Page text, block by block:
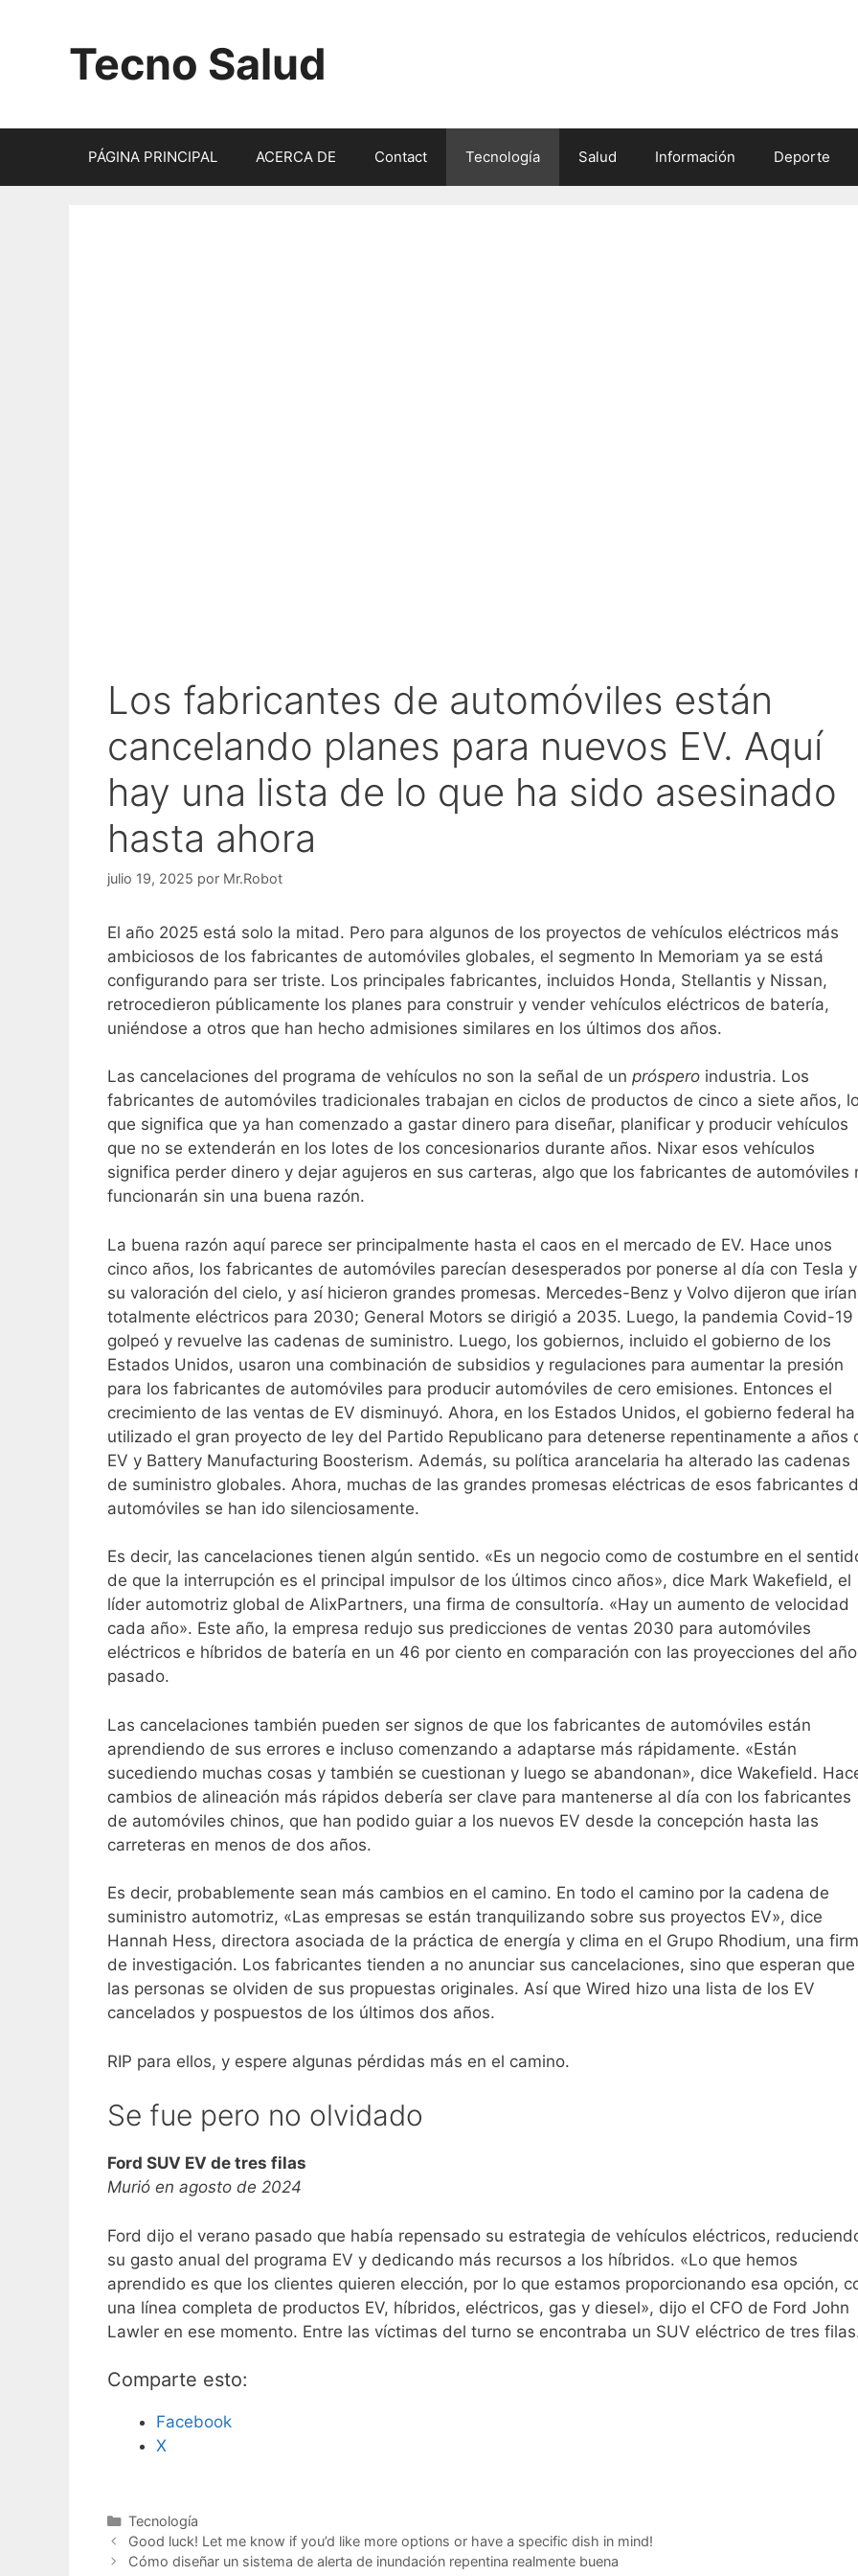
contenidoTecno Salud
PÁGINA PRINCIPAL ACERCA DE Contact Tecnología Salud Información Deporte
Los fabricantes de automóviles están
cancelando planes para nuevos EV. Aquí
hay una lista de lo que ha sido asesinado
hasta ahora
julio 19, 2025 por Mr.Robot
El año 2025 está solo la mitad. Pero para algunos de los proyectos de vehículos eléctricos más
ambiciosos de los fabricantes de automóviles globales, el segmento In Memoriam ya se está
configurando para ser triste. Los principales fabricantes, incluidos Honda, Stellantis y Nissan,
retrocedieron públicamente los planes para construir y vender vehículos eléctricos de batería,
uniéndose a otros que han hecho admisiones similares en los últimos dos años.
Las cancelaciones del programa de vehículos no son la señal de un próspero industria. Los
fabricantes de automóviles tradicionales trabajan en ciclos de productos de cinco a siete años,
que significa que ya han comenzado a gastar dinero para diseñar, planificar y producir vehículos
que no se extenderán en los lotes de los concesionarios durante años. Nixar esos vehículos
significa perder dinero y dejar agujeros en sus carteras, algo que los fabricantes de automóviles
funcionarán sin una buena razón.
La buena razón aquí parece ser principalmente hasta el caos en el mercado de EV. Hace unos
cinco años, los fabricantes de automóviles parecían desesperados por ponerse al día con Tesla y
su valoración del cielo, y así hicieron grandes promesas. Mercedes-Benz y Volvo dijeron que irían
totalmente eléctricos para 2030; General Motors se dirigió a 2035. Luego, la pandemia Covid-19
golpeó y revuelve las cadenas de suministro. Luego, los gobiernos, incluido el gobierno de los
Estados Unidos, usaron una combinación de subsidios y regulaciones para aumentar la presión
para los fabricantes de automóviles para producir automóviles de cero emisiones. Entonces el
crecimiento de las ventas de EV disminuyó. Ahora, en los Estados Unidos, el gobierno federal ha
utilizado el gran proyecto de ley del Partido Republicano para detenerse repentinamente a años
EV y Battery Manufacturing Boosterism. Además, su política arancelaria ha alterado las cadenas
de suministro globales. Ahora, muchas de las grandes promesas eléctricas de esos fabricantes
automóviles se han ido silenciosamente.
Es decir, las cancelaciones tienen algún sentido. «Es un negocio como de costumbre en el
de que la interrupción es el principal impulsor de los últimos cinco años», dice Mark Wakefield, el
líder automotriz global de AlixPartners, una firma de consultoría. «Hay un aumento de velocidad
cada año». Este año, la empresa redujo sus predicciones de ventas 2030 para automóviles
eléctricos e híbridos de batería en un 46 por ciento en comparación con las proyecciones del año
pasado.
Las cancelaciones también pueden ser signos de que los fabricantes de automóviles están
aprendiendo de sus errores e incluso comenzando a adaptarse más rápidamente. «Están
sucediendo muchas cosas y también se cuestionan y luego se abandonan», dice Wakefield.
cambios de alineación más rápidos debería ser clave para mantenerse al día con los fabricantes
de automóviles chinos, que han podido guiar a los nuevos EV desde la concepción hasta las
carreteras en menos de dos años.
Es decir, probablemente sean más cambios en el camino. En todo el camino por la cadena de
suministro automotriz, «Las empresas se están tranquilizando sobre sus proyectos EV», dice
Hannah Hess, directora asociada de la práctica de energía y clima en el Grupo Rhodium, una
de investigación. Los fabricantes tienden a no anunciar sus cancelaciones, sino que esperan que
las personas se olviden de sus propuestas originales. Así que Wired hizo una lista de los EV
cancelados y pospuestos de los últimos dos años.
RIP para ellos, y espere algunas pérdidas más en el camino.
Se fue pero no olvidado
Ford SUV EV de tres filas
Murió en agosto de 2024
Ford dijo el verano pasado que había repensado su estrategia de vehículos eléctricos,
su gasto anual del programa EV y dedicando más recursos a los híbridos. «Lo que hemos
aprendido es que los clientes quieren elección, por lo que estamos proporcionando esa opción,
una línea completa de productos EV, híbridos, eléctricos, gas y diesel», dijo el CFO de Ford John
Lawler en ese momento. Entre las víctimas del turno se encontraba un SUV eléctrico de tres
Comparte esto:
Facebook
X
C
a
t
Tecnología
Good luck! Let me know if you’d like more options or have a specific dish in mind!
Cómo diseñar un sistema de alerta de inundación repentina realmente buena